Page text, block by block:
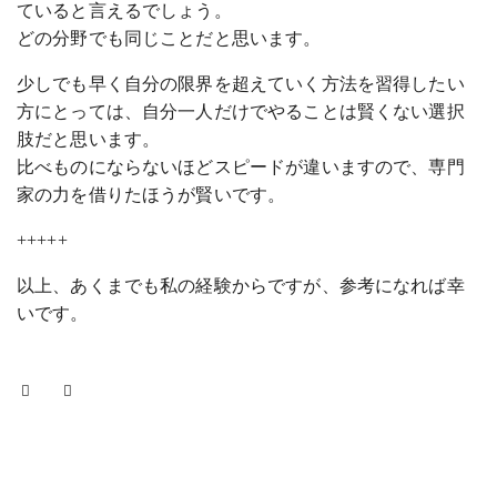
ていると言えるでしょう。
どの分野でも同じことだと思います。
少しでも早く自分の限界を超えていく方法を習得したい
方にとっては、自分一人だけでやることは賢くない選択
肢だと思います。
比べものにならないほどスピードが違いますので、専門
家の力を借りたほうが賢いです。
+++++
以上、あくまでも私の経験からですが、参考になれば幸
いです。